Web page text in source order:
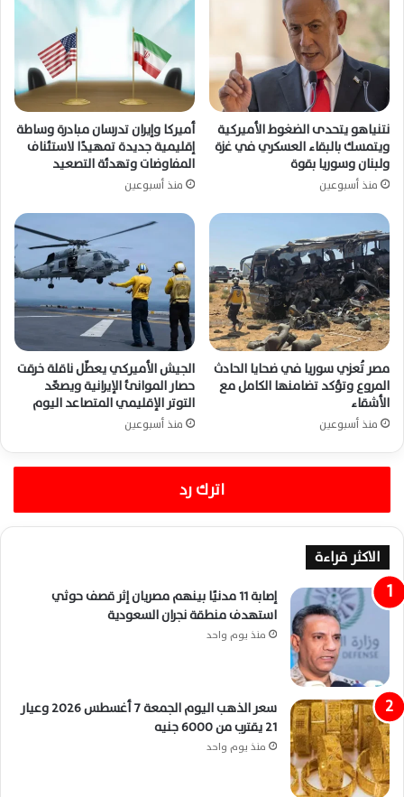
نتنياهو يتحدى الضغوط الأميركية
ويتمسك بالبقاء العسكري في غزة
ولبنان وسوريا بقوة
منذ أسبوعين
أميركا وإيران تدرسان مبادرة وساطة
إقليمية جديدة تمهيدًا لاستئناف
المفاوضات وتهدئة التصعيد
منذ أسبوعين
مصر تُعزي سوريا في ضحايا الحادث
المروع وتؤكد تضامنها الكامل مع
الأشقاء
منذ أسبوعين
الجيش الأميركي يعطّل ناقلة خرقت
حصار الموانئ الإيرانية ويصعّد
التوتر الإقليمي المتصاعد اليوم
منذ أسبوعين
اترك رد
الاكثر قراءة
إصابة 11 مدنيًا بينهم مصريان إثر قصف حوثي
استهدف منطقة نجران السعودية
منذ يوم واحد
سعر الذهب اليوم الجمعة 7 أغسطس 2026 وعيار
21 يقترب من 6000 جنيه
منذ يوم واحد